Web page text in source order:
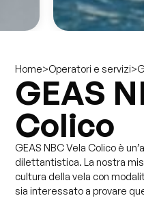
Home>Operatori e servizi>
GEAS
Colico
GEAS NBC Vela Colico è
dilettantistica. La nostra
cultura della vela con
sia interessato a provare